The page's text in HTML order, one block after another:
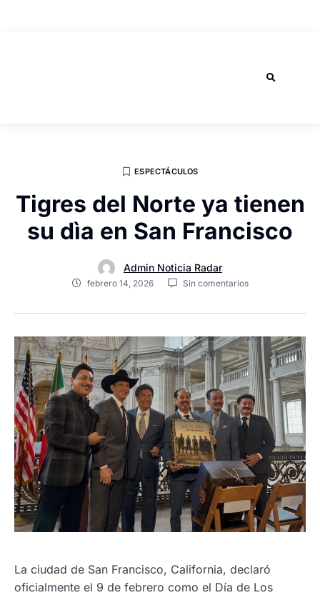
ESPECTÁCULOS
Tigres del Norte ya tienen
su dìa en San Francisco
Admin Noticia Radar
febrero 14, 2026 Sin comentarios
La ciudad de San Francisco, California, declaró
oficialmente el 9 de febrero como el Día de Los